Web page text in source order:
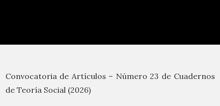
Convocatoria de Artículos – Número 23 de Cuadernos
de Teoría Social (2026)